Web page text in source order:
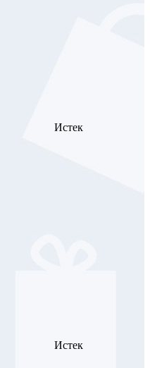
Истек
Истек